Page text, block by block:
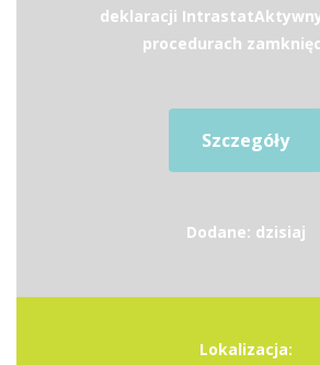
deklaracji
procedurach
Szczegóły
Dodane: dzisiaj
Lokalizacja: